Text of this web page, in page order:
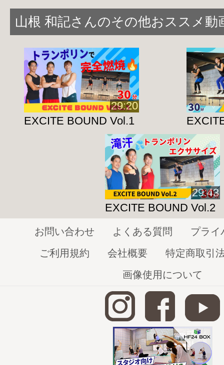
な筋肉にも
刺激が入るため全身を満遍なく鍛える
特に、下半身・体幹・インナーマッス
トランポリン＝下半身を痛めやすい印
することができます。
やみくもに大きく飛ぶのではなく、ご
て無理せず継続的にジャンプする事が
山根IRの安定したリードと小椋IRの底
まで気持ちを切らさずやりきりましょ
※強度の高いレッスンとなります、ご
て無理なく行ってください。
※周囲にぶつかる物がないかを確認の
ケガには細心の注意を払いましょう。
山根 和記さんのその他おススメ動
29:20
EXCITE BOUND Vol.1
29:43
EXCITE BOUND Vol.2
お問い合わせ よくある質問
プライ
ご利用規約
会社概要
特定商取引
画像使用について